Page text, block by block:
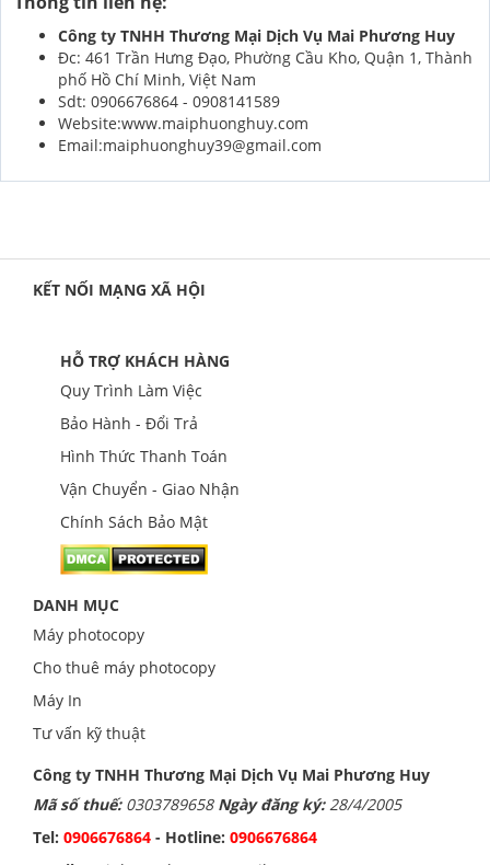
Công ty TNHH Thương Mại Dịch Vụ Mai Phương Huy
Đc: 461 Trần Hưng Đạo, Phường Cầu Kho, Quận 1, Thành
phố Hồ Chí Minh, Việt Nam
Sdt: 0906676864 - 0908141589
Website:www.maiphuonghuy.com
Email:maiphuonghuy39@gmail.com
KẾT NỐI MẠNG XÃ HỘI
HỖ TRỢ KHÁCH HÀNG
Quy Trình Làm Việc
Bảo Hành - Đổi Trả
Hình Thức Thanh Toán
Vận Chuyển - Giao Nhận
Chính Sách Bảo Mật
DANH MỤC
Máy photocopy
Cho thuê máy photocopy
Máy In
Tư vấn kỹ thuật
Công ty TNHH Thương Mại Dịch Vụ Mai Phương Huy
Mã số thuế: 0303789658Ngày đăng ký: 28/4/2005
Tel: 0906676864 - Hotline: 0906676864